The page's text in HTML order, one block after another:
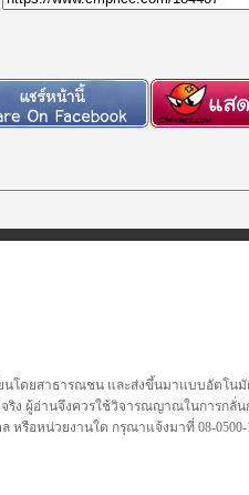
โดยสาธารณชน และส่งขึ้นมาแบบอัตโน
ริง ผู้อ่านจึงควรใช้วิจารณญาณในการก
หรือหน่วยงานใด กรุณาแจ้งมาที่ 08-